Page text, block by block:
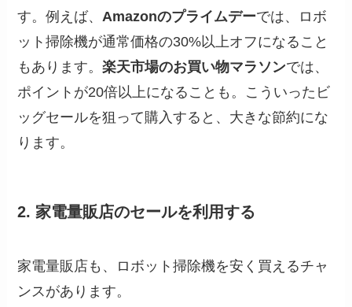
す。例えば、 Amazonのプライムデーでは、ロボ
ット掃除機が通常価格の30%以上オフになること
もあります。楽天市場のお買い物マラソンでは、
ポイントが20倍以上になることも。こういったビ
ッグセールを狙って購入すると、大きな節約にな
ります。
2. 家電量販店のセールを利用する
家電量販店も、ロボット掃除機を安く買えるチャ
ンスがあります。